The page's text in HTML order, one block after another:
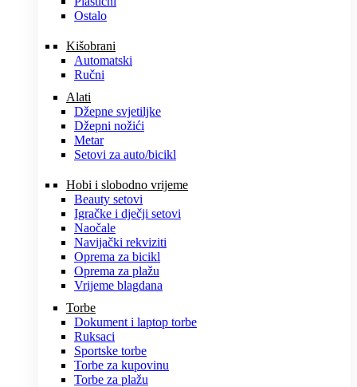
Ostalo
Kišobrani
Automatski
Ručni
Alati
Džepne svjetiljke
Džepni nožići
Metar
Setovi za auto/bicikl
Hobi i slobodno vrijeme
Beauty setovi
Igračke i dječji setovi
Naočale
Navijački rekviziti
Oprema za bicikl
Oprema za plažu
Vrijeme blagdana
Torbe
Dokument i laptop torbe
Ruksaci
Sportske torbe
Torbe za kupovinu
Torbe za plažu